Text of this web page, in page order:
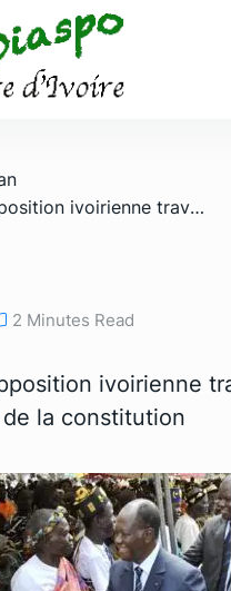
/ Ouattara et l’opposition ivoirienne travaillent à une révision de la constitution
2 Minutes Read
ivoirienne
la constitution